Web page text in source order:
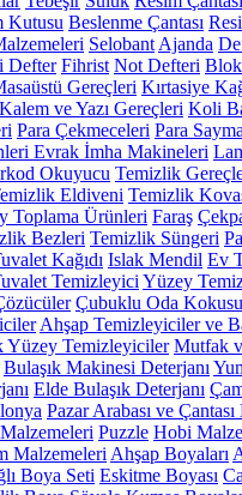
Kutusu Beslenme Çantası
Selobant Ajanda
Defter Fihrist Not Defteri
Gereçleri Kırtasiye
Kalem ve Yazı Gereçleri Koli
Para Çekmeceleri Para
Evrak İmha Makineleri
Okuyucu Temizlik
Eldiveni Temizlik
Toplama Ürünleri Faraş
Bezleri Temizlik Süngeri
Kağıdı Islak Mendil Ev
Temizleyici Yüzey
Çubuklu Oda Kokusu
Ahşap Temizleyiciler ve
Yüzey Temizleyiciler Mutfak
Bulaşık Makinesi Deterjanı
Elde Bulaşık Deterjanı
Pazar Arabası ve Çantası
Puzzle Hobi
Malzemeleri Ahşap Boyaları
Boya Seti Eskitme Boyası